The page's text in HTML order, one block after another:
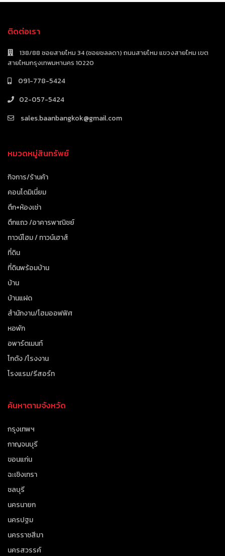
ติดต่อเรา
138/88 ซอยสายไหม 34 (ซอยชลลดา) ถนนสายไหม แขวงสายไหม เขต
สายไหมกรุงเทพมหานคร 10220
091-778-5424
02-057-5424
sales.baanbangkok@gmail.com
หมวดหมู่สินทรัพย์
กิจการ/ร้านค้า
คอนโดมิเนี่ยม
ตึก+ห้องเช่า
ตึกแถว /อาคารพาณิชย์
ทาวน์โฮม / ทาวน์เฮาส์
ที่ดิน
ที่ดินพร้อมบ้าน
บ้าน
บ้านแฝด
สำนักงาน/โฮมออฟฟิศ
หอพัก
อพาร์ตเมนท์
โกดัง /โรงงาน
โรงแรม/รีสอร์ท
ค้นหาตามจังหวัด
กรุงเทพฯ
กาญจนบุรี
ขอนแก่น
ฉะเชิงเทรา
ชลบุรี
นครนายก
นครปฐม
นครราชสีมา
นครสวรรค์